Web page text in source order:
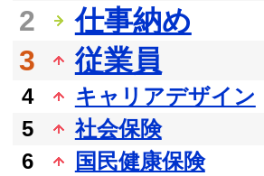
2
仕事納め
3
従業員
4
キャリアデザイン
5
社会保険
6
国民健康保険